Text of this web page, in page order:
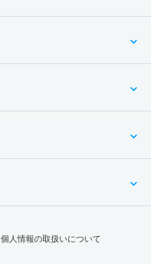
個人情報の取扱いについて